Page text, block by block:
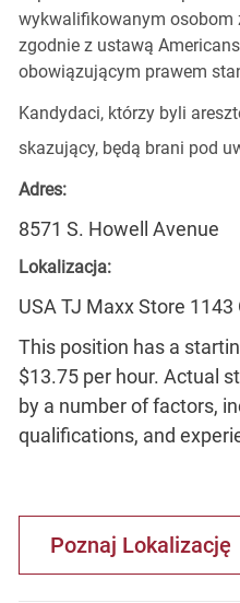
wykwalifikowanym osobom
zgodnie z ustawą
obowiązującym prawem
Kandydaci, którzy byli
skazujący, będą brani pod
Adres:
8571 S. Howell Avenue
Lokalizacja:
USA TJ Maxx Store 1143
This position has a
$13.75 per hour. Actual
by a number of factors,
qualifications, and
Poznaj Lokalizację